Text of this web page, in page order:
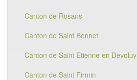
Canton de Rosans
Canton de Saint Bonnet
Canton de Saint Etienne en Devoluy
Canton de Saint Firmin